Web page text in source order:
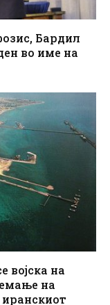
Бардил
во име на
војска на
на